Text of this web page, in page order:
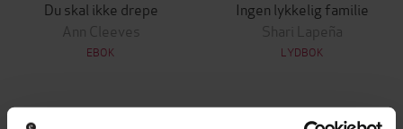
Du skal ikke drepe
Ann Cleeves
EBOK
Ingen lykkelig familie
Shari Lapeña
LYDBOK